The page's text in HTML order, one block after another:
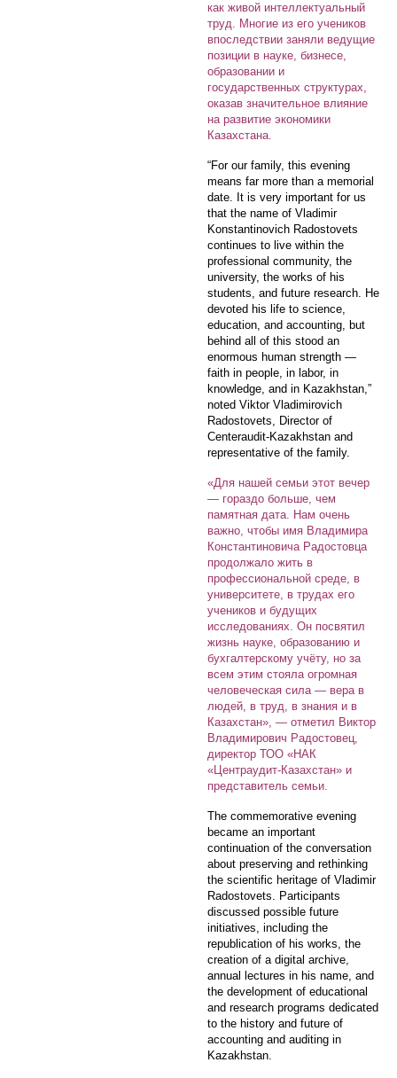
как живой интеллектуальный
труд. Многие из его учеников
впоследствии заняли ведущие
позиции в науке, бизнесе,
образовании и
государственных структурах,
оказав значительное влияние
на развитие экономики
Казахстана.
“For our family, this evening
means far more than a memorial
date. It is very important for us
that the name of Vladimir
Konstantinovich Radostovets
continues to live within the
professional community, the
university, the works of his
students, and future research. He
devoted his life to science,
education, and accounting, but
behind all of this stood an
enormous human strength —
faith in people, in labor, in
knowledge, and in Kazakhstan,”
noted Viktor Vladimirovich
Radostovets, Director of
Centeraudit-Kazakhstan and
representative of the family.
«Для нашей семьи этот вечер
— гораздо больше, чем
памятная дата. Нам очень
важно, чтобы имя Владимира
Константиновича Радостовца
продолжало жить в
профессиональной среде, в
университете, в трудах его
учеников и будущих
исследованиях. Он посвятил
жизнь науке, образованию и
бухгалтерскому учёту, но за
всем этим стояла огромная
человеческая сила — вера в
людей, в труд, в знания и в
Казахстан», — отметил Виктор
Владимирович Радостовец,
директор ТОО «НАК
«Центраудит-Казахстан» и
представитель семьи.
The commemorative evening
became an important
continuation of the conversation
about preserving and rethinking
the scientific heritage of Vladimir
Radostovets. Participants
discussed possible future
initiatives, including the
republication of his works, the
creation of a digital archive,
annual lectures in his name, and
the development of educational
and research programs dedicated
to the history and future of
accounting and auditing in
Kazakhstan.